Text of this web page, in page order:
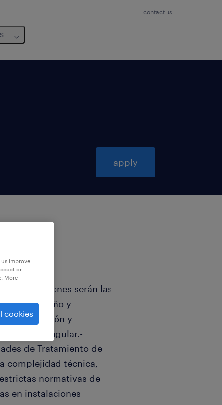
contact us
apply
funciones serán las
diseño y
climatización y
singular.-
de Tratamiento de
complejidad técnica,
normativas de
en instalaciones
improve
or
More
cookies